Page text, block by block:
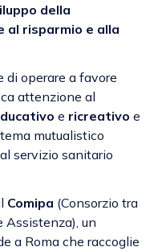
della
al risparmio e alla
di operare a favore
attenzione al
e ricreativo e
mutualistico
servizio sanitario
Comipa (Consorzio tra
Assistenza) , un
a Roma che raccoglie